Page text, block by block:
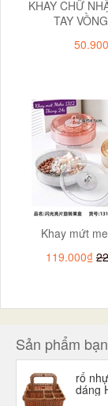
KHAY CHỮ
TAY
Khay mứt
119.000₫
Sản phẩm
rổ
dáng